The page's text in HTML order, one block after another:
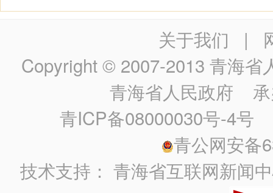
关于我们 |
Copyright © 2007-2013 青海省
青海省人民政府 承
青ICP备08000030号-4号
青公网安备
技术支持：青海省互联网新闻